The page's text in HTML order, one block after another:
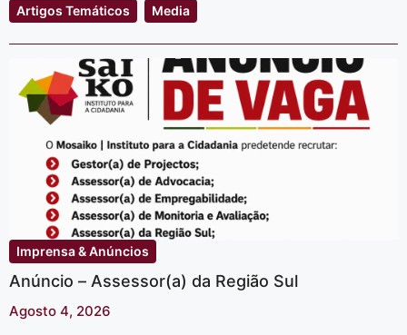
Artigos Temáticos Media
Imprensa & Anúncios
Anúncio – Assessor(a) da Região Sul
Agosto 4, 2026